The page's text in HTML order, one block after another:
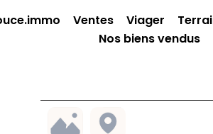
Ventes Viager
Nos biens vendus